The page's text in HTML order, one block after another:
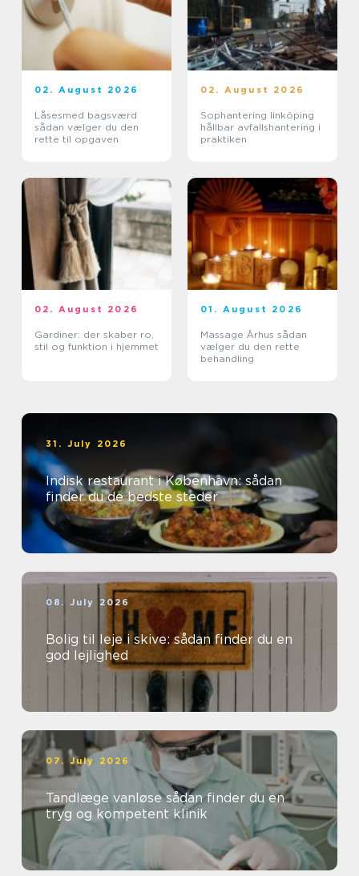
02. August 2026
Låsesmed bagsværd
sådan vælger du den
rette til opgaven
02. August 2026
Sophantering linköping
hållbar avfallshantering i
praktiken
02. August 2026
Gardiner: der skaber ro,
stil og funktion i hjemmet
01. August 2026
Massage Århus sådan
vælger du den rette
behandling
31. July 2026
Indisk restaurant i København: sådan
finder du de bedste steder
08. July 2026
Bolig til leje i skive: sådan finder du en
god lejlighed
07. July 2026
Tandlæge vanløse sådan finder du en
tryg og kompetent klinik